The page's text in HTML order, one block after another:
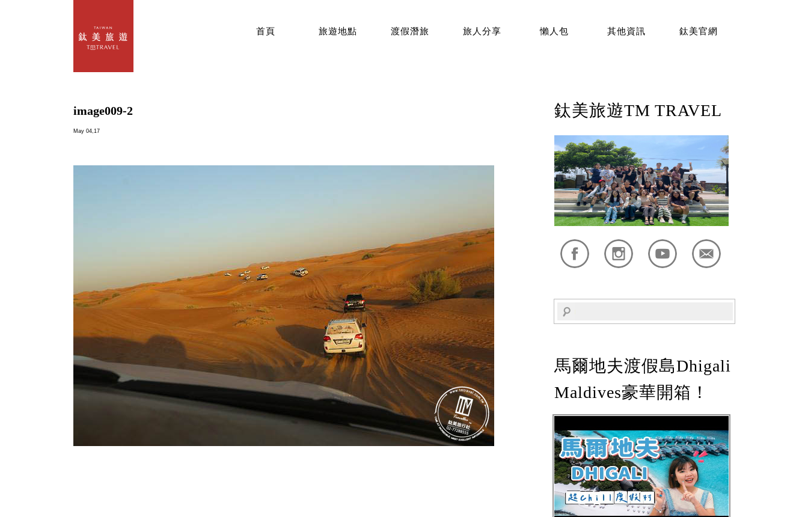
首頁 旅遊地點 渡假潛旅 旅人分享 懶人包 其他資訊 鈦美官網
image009-2
May 04,17
鈦美旅遊TM TRAVEL
馬爾地夫渡假島Dhigali
Maldives豪華開箱！